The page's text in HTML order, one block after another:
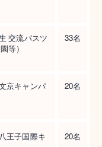
交流バスツ
等）
33名
京キャンパ
20名
王子国際キ
20名